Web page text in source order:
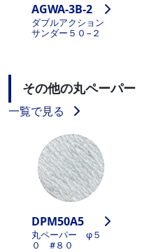
AGWA-3B-2
ダブルアクション
サンダー５０−２
その他の丸ペーパー
一覧で見る
DPM50A5
丸ペーパー φ５
０ #８０